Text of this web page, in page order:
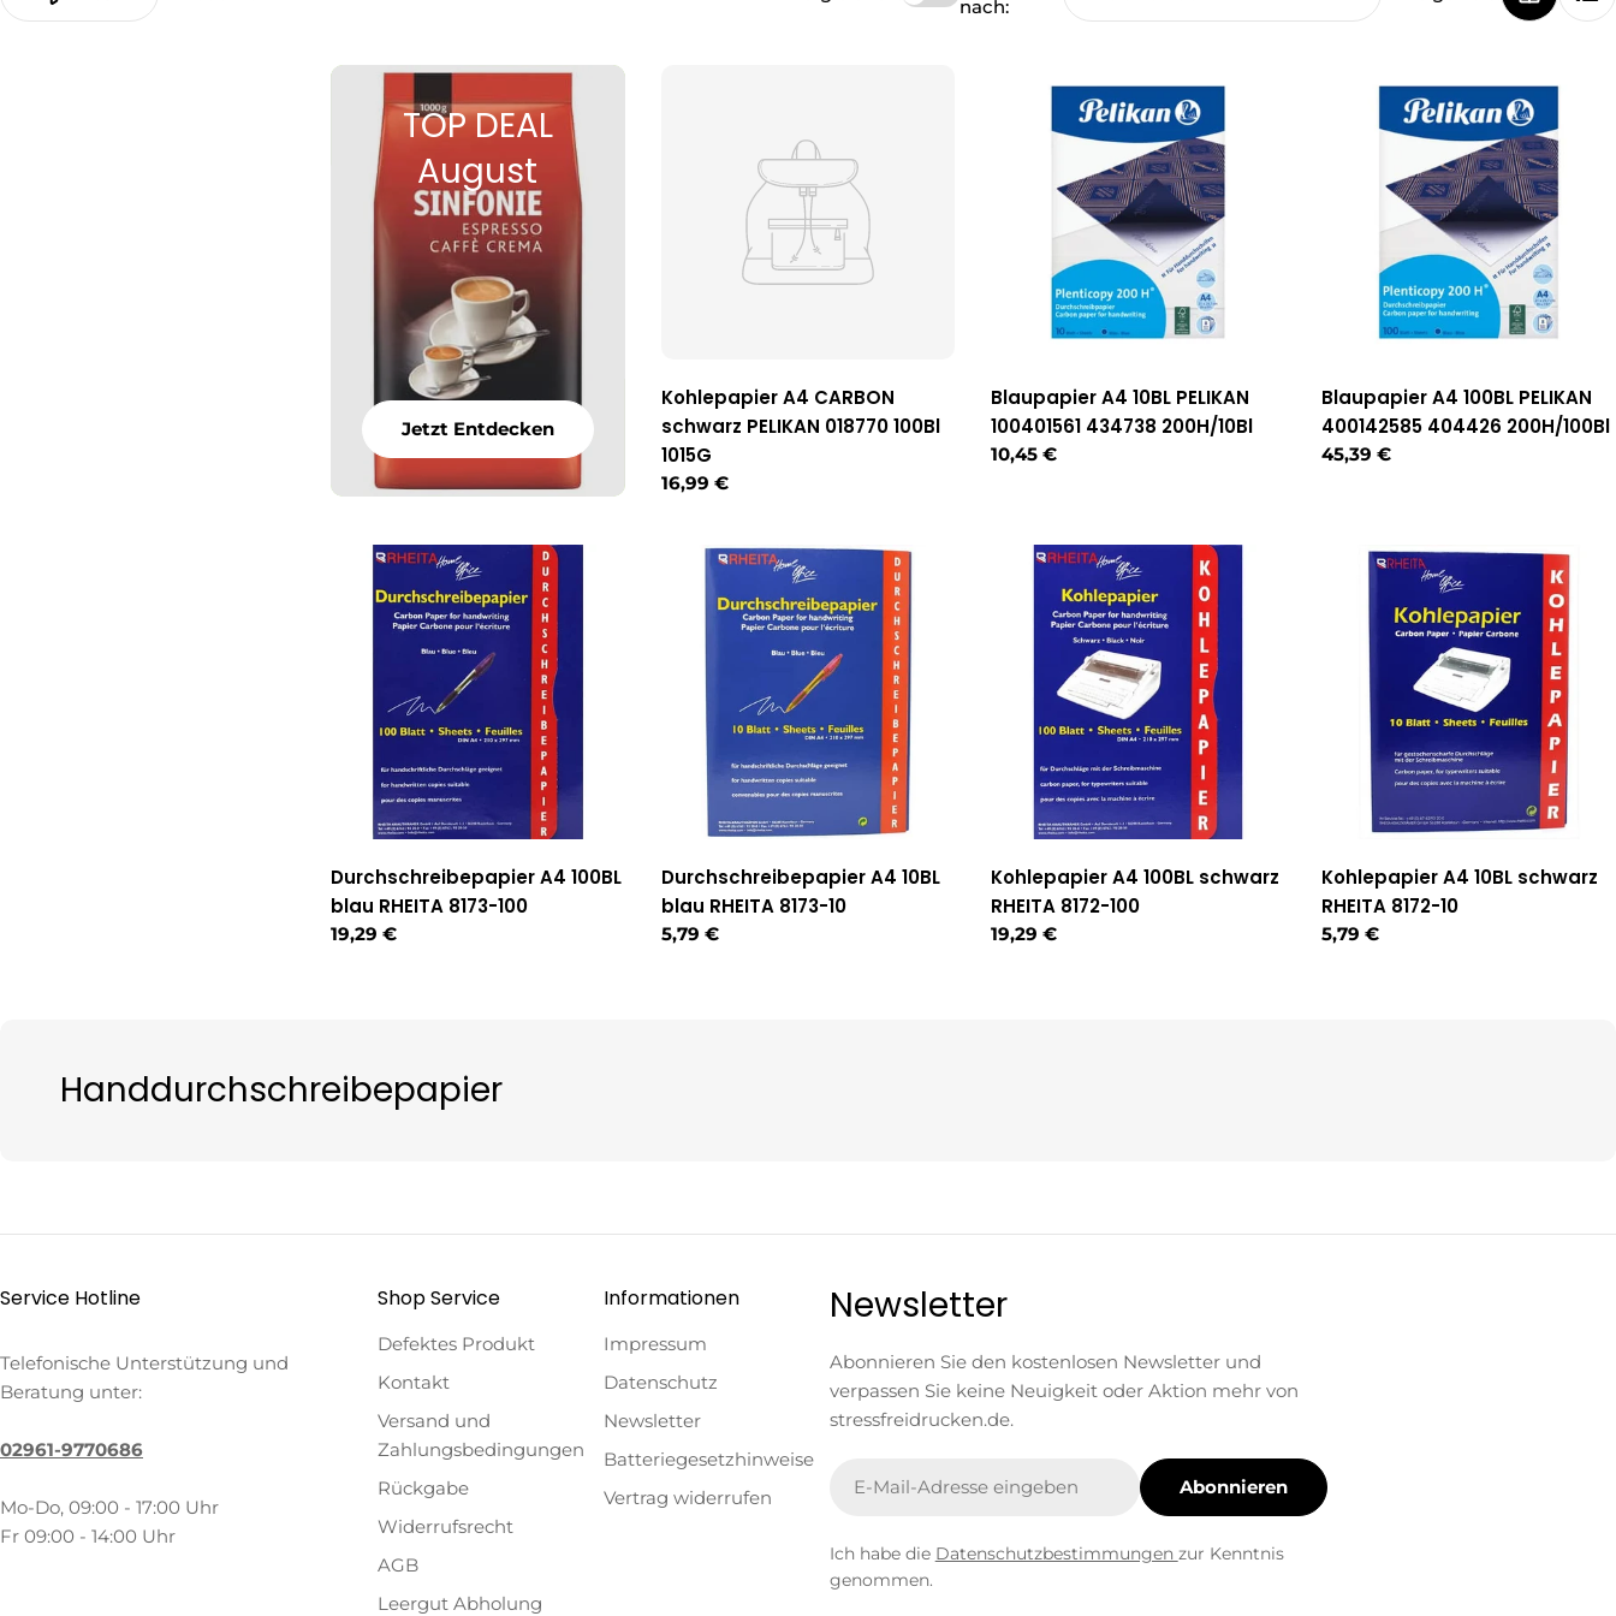
nach:
TOP DEAL
August
Jetzt Entdecken
Kohlepapier A4 CARBON
schwarz PELIKAN 018770 100Bl
1015G
Regulärer
16,99 €
Blaupapier A4 10BL PELIKAN
100401561 434738 200H/10Bl
Regulärer
10,45 €
Blaupapier A4 100BL PELIKAN
400142585 404426 200H/100Bl
Regulärer
45,39 €
Durchschreibepapier A4 100BL
blau RHEITA 8173-100
Regulärer
19,29 €
Durchschreibepapier A4 10BL
blau RHEITA 8173-10
Regulärer
5,79 €
Kohlepapier A4 100BL schwarz
RHEITA 8172-100
Regulärer
19,29 €
Kohlepapier A4 10BL schwarz
RHEITA 8172-10
Regulärer
5,79 €
Handdurchschreibepapier
Service Hotline
Telefonische Unterstützung und
Beratung unter:
02961-9770686
Mo-Do, 09:00 - 17:00 Uhr
Fr 09:00 - 14:00 Uhr
Shop Service
Defektes Produkt
Kontakt
Versand und
Zahlungsbedingungen
Rückgabe
Widerrufsrecht
AGB
Leergut Abholung
Informationen
Impressum
Datenschutz
Newsletter
Batteriegesetzhinweise
Vertrag widerrufen
Newsletter
Abonnieren Sie den kostenlosen Newsletter und
verpassen Sie keine Neuigkeit oder Aktion mehr von
stressfreidrucken.de.
Mail
Abonnieren
Ich habe die Datenschutzbestimmungen zur Kenntnis
genommen.